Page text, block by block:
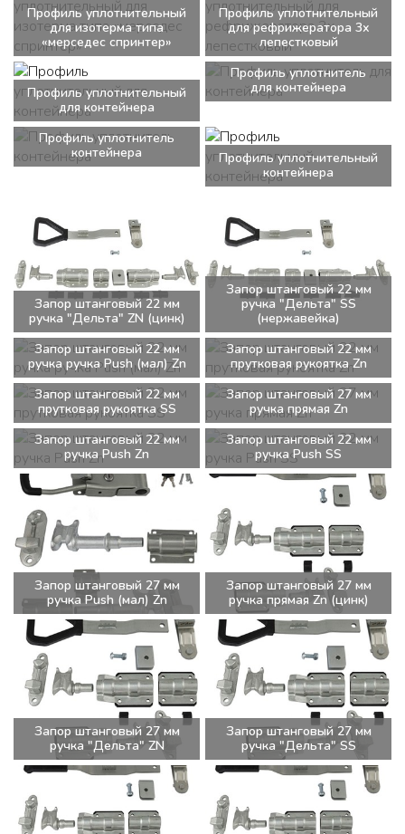
Профиль уплотнительный
для изотерма типа
«мерседес спринтер»
Профиль уплотнительный
для рефрижератора 3х
лепестковый
Профиль уплотнительный
для контейнера
Профиль уплотнитель
для контейнера
Профиль уплотнитель
контейнера
Профиль уплотнительный
контейнера
Запор штанговый 22 мм
ручка "Дельта" ZN (цинк)
Запор штанговый 22 мм
ручка "Дельта" SS
(нержавейка)
Запор штанговый 22 мм
ручка ручка Push (мал) Zn
Запор штанговый 22 мм
прутковая рукоятка Zn
Запор штанговый 22 мм
прутковая рукоятка SS
Запор штанговый 27 мм
ручка прямая Zn
Запор штанговый 22 мм
ручка Push Zn
Запор штанговый 22 мм
ручка Push SS
Запор штанговый 27 мм
ручка Push (мал) Zn
Запор штанговый 27 мм
ручка прямая Zn (цинк)
Запор штанговый 27 мм
ручка "Дельта" ZN
Запор штанговый 27 мм
ручка "Дельта" SS